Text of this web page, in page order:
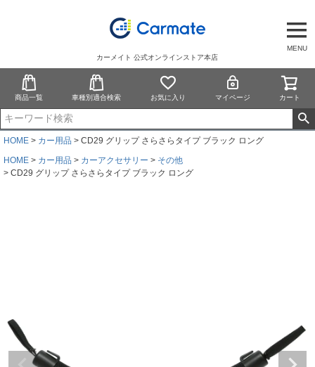
MENU
カーメイト 公式オンラインストア本店
商品一覧 車種別適合検索 お気に入り マイページ カート
HOME カー用品
CD29 グリップ さらさらタイプ ブラック ロング
HOME
カー用品 カーアクセサリー
その他
CD29 グリップ さらさらタイプ ブラック ロング